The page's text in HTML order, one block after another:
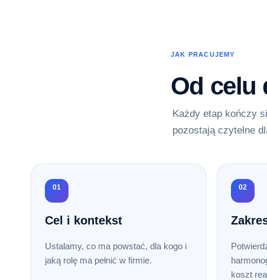
JAK PRACUJEMY
Od celu
Każdy etap kończy
pozostają czytelne
01
Cel i kontekst
Ustalamy, co ma powstać, dla kogo i
jaką rolę ma pełnić w firmie.
02
koszt